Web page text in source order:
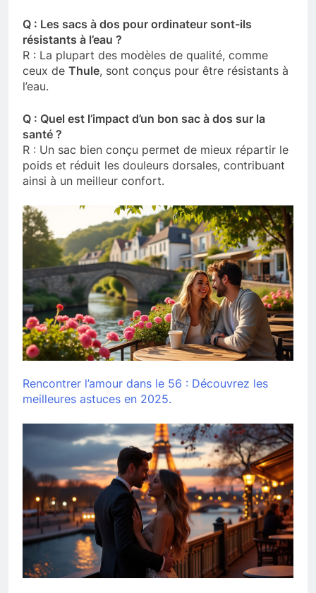
Q : Les sacs à dos pour ordinateur sont-ils
résistants à l’eau ?
R : La plupart des modèles de qualité, comme
ceux de Thule, sont conçus pour être résistants à
l’eau.
Q : Quel est l’impact d’un bon sac à dos sur la
santé ?
R : Un sac bien conçu permet de mieux répartir le
poids et réduit les douleurs dorsales, contribuant
ainsi à un meilleur confort.
Rencontrer l’amour dans le 56 : Découvrez les
meilleures astuces en 2025.